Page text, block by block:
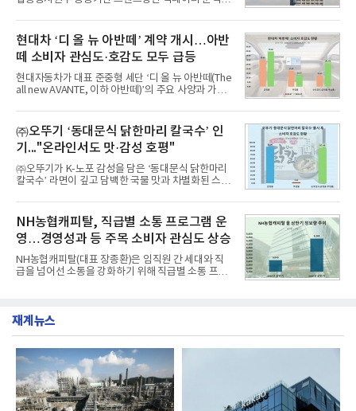
비 6.14% 증가한 수치로, 교육서비스 상장기업 브랜
디교육, 대교, 디지
이 순으로 뒤를 이었다.7일 한국기업평판연구소(소장
구창환)는 산업통상자원부 공공기관 41개 브랜드를
대상으로 지난 7월 7일부터 8월 7일까지 수집된 소비
자 빅데이터 91,102,549건을 분석한 결과, 한국전력
공사가 브랜드평판지수 10,670,633을 기록하며 8월
1위에 올랐다고 밝혔다. 분석에 활용된 빅데이터는 지
난 7월(88,893,823건) 대비 2.48% 증가한 수치다.연
수력원자력, 한국석
현대차 ‘디 올 뉴 아반떼’ 계약 개시…아반
떼 소비자 관심도·호감도 모두 급등
현대자동차가 대표 준중형 세단 ‘디 올 뉴 아반떼(The
all new AVANTE, 이하 아반떼)’의 주요 사양과 가격
떼는 6년 만에 선보이는 8세대 완전변경 모델로, ▲정
교한 선과 면을 중심으로 완성한 파격적인 디자인 ▲
과거 중형 세단 수준으로 확대된 차체 제원 ▲글로벌
최고 수준의 안전성 ▲성능과 효율을 동시에 높인 주
행 완성도 ▲첨단 편의 및 디지털 사양 적용 등을 통해
글로벌 준중형 세단의 새로운 기준을 세웠다.아반떼
는 가솔린 2.0과 1.6 하이브리드 두 가지 파워트레인
넘
㈜오뚜기 ‘동대문식 닭한마리 칼국수’ 인
기..."온라인서도 맛·감성 호평"
㈜오뚜기가 K-노포 감성을 담은 ‘동대문식 닭한마리
칼국수’ 라면이 깊고 담백한 국물 맛과 차별화된 스토
혔다.‘동대문식 닭한마리 칼국수’는 예상을 뛰어넘는
소비자 호응에 힘입어 지난 7월 13일 첫 선을 보인 지
단 18일 만에 누적 판매량 50만 개를 돌파하는 성과를
거두었다.이번 신제품은 개발진이 전국의 닭한마리
전문점을 직접 찾아 다니며 최적의 육수 비율을 완성
했다. 자극적이지 않으면서도 깊은 닭육수에 마늘의
개운한 풍미를 더했으며, 국물이 잘 배어들면서도 쫄
서도
NH농협캐피탈, 직급별 소통 프로그램 운
영…경영성과 등 주목 소비자 관심도 상승
NH농협캐피탈(대표 장종환)은 임직원 간 세대와 직
급을 넘어선 소통을 강화하기 위해 직급별 소통 프로
영지원부 홍보팀과 2026년 새로이(e)＊가 공동 주관
쳐 진행됐다.참고로 새로이(e)는 NH농협캐피탈 MZ
세대들로(과장~계장) 구성된 자율 참여조직으로, 조
직문화 혁신과 업무 효율성 향상을 위한 다양한 활동
을 추진하며,새로운 변화와 이로운 영향력을 조직전
반에 전파하는 역할
재계뉴스